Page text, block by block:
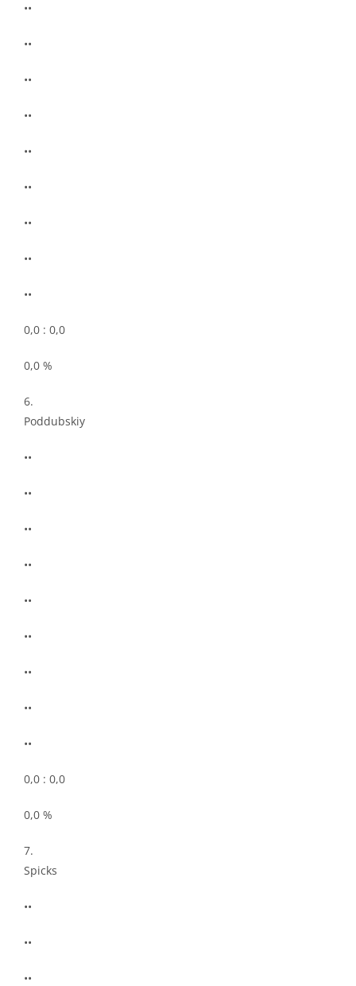
••
••
••
••
••
••
••
••
••
0,0 : 0,0
0,0 %
6.
Poddubskiy
••
••
••
••
••
••
••
••
••
0,0 : 0,0
0,0 %
7.
Spicks
••
••
••